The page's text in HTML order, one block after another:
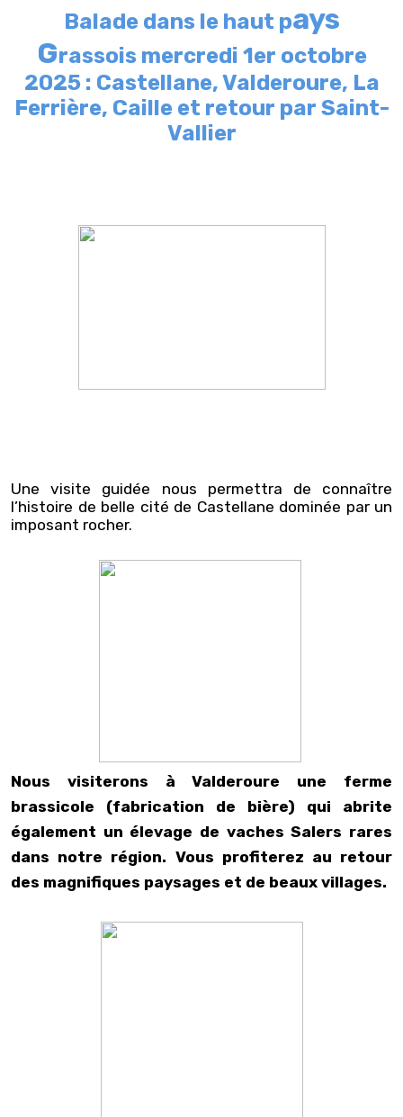
Balade dans le haut pays
Grassois mercredi 1er octobre
2025 : Castellane, Valderoure, La
Ferrière, Caille et retour par Saint-
Vallier
Une visite guidée nous permettra de connaître
l’histoire de belle cité de Castellane dominée par un
imposant rocher.
Nous visiterons à Valderoure une ferme
brassicole
(fabrication de bière) qui abrite
également un élevage de vaches Salers rares
dans notre région. Vous profiterez au retour
des magnifiques paysages et de beaux villages.